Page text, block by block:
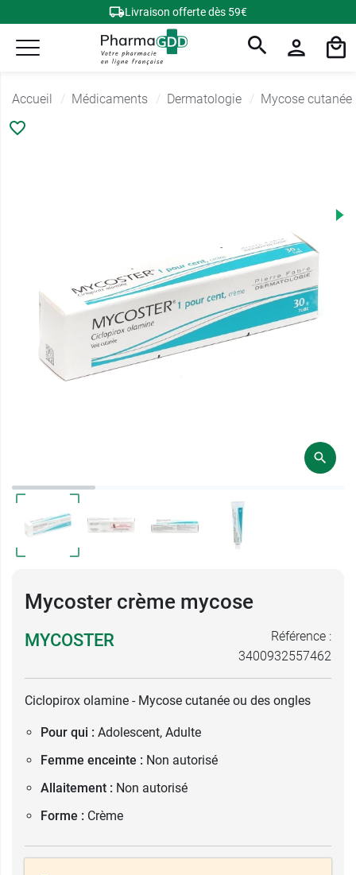
Livraison offerte dès 59€
Accueil Médicaments Dermatologie Mycose cutanée
Mycoster crème mycose
MYCOSTER
Référence :
3400932557462
Ciclopirox olamine - Mycose cutanée ou des ongles
Pour qui : Adolescent, Adulte
Femme enceinte : Non autorisé
Allaitement : Non autorisé
Forme : Crème